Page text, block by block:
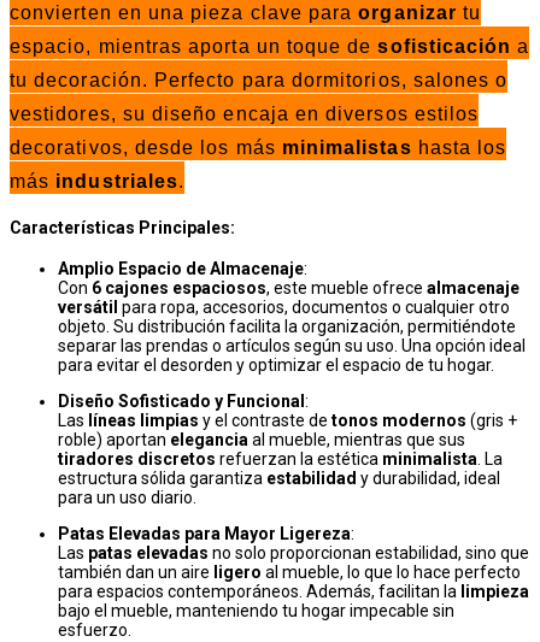
convierten en una pieza clave paraorganizar tu
espacio, mientras aporta un toque desofisticación a
tu decoración. Perfecto para dormitorios, salones o
vestidores, su diseño encaja en diversos estilos
decorativos, desde los más minimalistas hasta los
más industriales.
Características Principales:
Amplio Espacio de Almacenaje:
Con 6 cajones espaciosos, este mueble ofrece almacenaje
versátil para ropa, accesorios, documentos o cualquier otro
objeto. Su distribución facilita la organización, permitiéndote
separar las prendas o artículos según su uso. Una opción ideal
para evitar el desorden y optimizar el espacio de tu hogar.
Diseño Sofisticado y Funcional :
Las líneas limpias y el contraste de tonos modernos (gris +
roble) aportan elegancia al mueble, mientras que sus
tiradores discretos refuerzan la estética minimalista . La
estructura sólida garantiza estabilidad y durabilidad, ideal
para un uso diario.
Patas Elevadas para Mayor Ligereza:
Las patas elevadas no solo proporcionan estabilidad, sino que
también dan un aire ligero al mueble, lo que lo hace perfecto
para espacios contemporáneos. Además, facilitan la limpieza
bajo el mueble, manteniendo tu hogar impecable sin
esfuerzo.